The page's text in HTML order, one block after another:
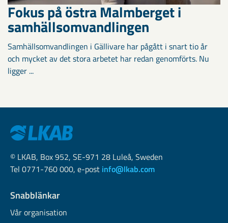
Fokus på östra Malmberget i
samhällsomvandlingen
Samhällsomvandlingen i Gällivare har pågått i snart tio år
och mycket av det stora arbetet har redan genomförts. Nu
ligger ...
© LKAB, Box 952, SE-971 28 Luleå, Sweden
Tel 0771-760 000, e-post info@lkab.com
Snabblänkar
Vår organisation